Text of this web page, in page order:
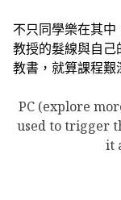
不只同學樂在其
教授的髮線與自
教書，就算課程艱
PC (explore
used to trigger
it